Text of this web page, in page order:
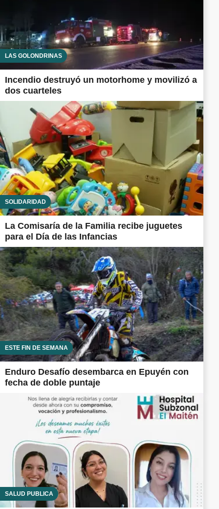
LAS GOLONDRINAS
Incendio destruyó un motorhome y movilizó a
dos cuarteles
SOLIDARIDAD
La Comisaría de la Familia recibe juguetes
para el Día de las Infancias
ESTE FIN DE SEMANA
Enduro Desafío desembarca en Epuyén con
fecha de doble puntaje
SALUD PÚBLICA